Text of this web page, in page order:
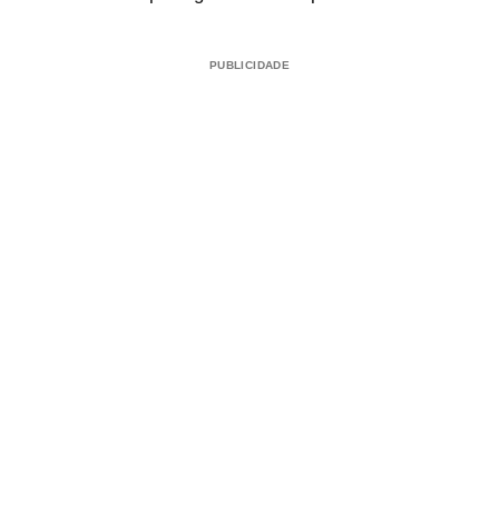
PUBLICIDADE